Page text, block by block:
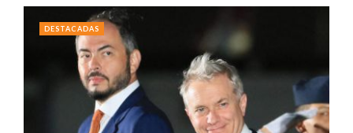
DESTACADAS